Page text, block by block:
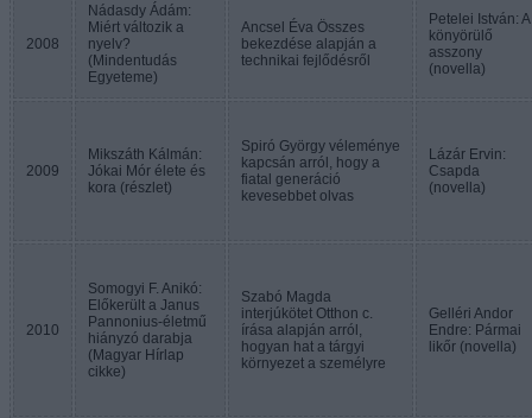
2008
Nádasdy Ádám:
Miért változik a
nyelv?
(Mindentudás
Egyeteme)
Ancsel Éva Összes
bekezdése alapján a
technikai fejlődésről
Petelei István: A
könyörülő
asszony
(novella)
2009
Mikszáth Kálmán:
Jókai Mór élete és
kora (részlet)
Spiró György véleménye
kapcsán arról, hogy a
fiatal generáció
kevesebbet olvas
Lázár Ervin:
Csapda
(novella)
2010
Somogyi F. Anikó:
Előkerült a Janus
Pannonius-életmű
hiányzó darabja
(Magyar Hírlap
cikke)
Szabó Magda
interjúkötet Otthon c.
írása alapján arról,
hogyan hat a tárgyi
környezet a személyre
Gelléri Andor
Endre: Pármai
likőr (novella)